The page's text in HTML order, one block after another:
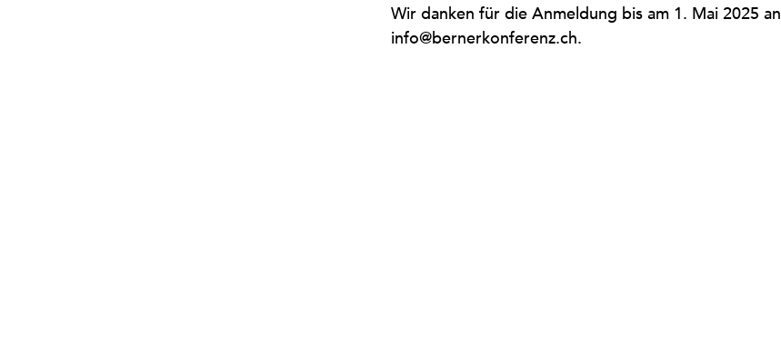
Wir danken für die Anmeldung bis am 1. Mai 2025 an
info@bernerkonferenz.ch.